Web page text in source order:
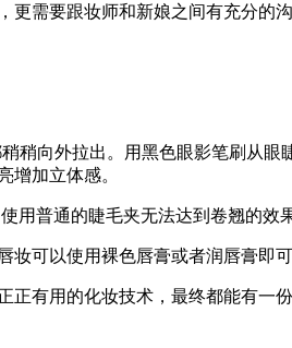
需要跟妆师和新娘之间有充分
稍向外拉出。用黑色眼影笔刷从
增加立体感。
用普通的睫毛夹无法达到卷翘的效果
可以使用裸色唇膏或者润唇膏即可
有用的化妆技术，最终都能有一